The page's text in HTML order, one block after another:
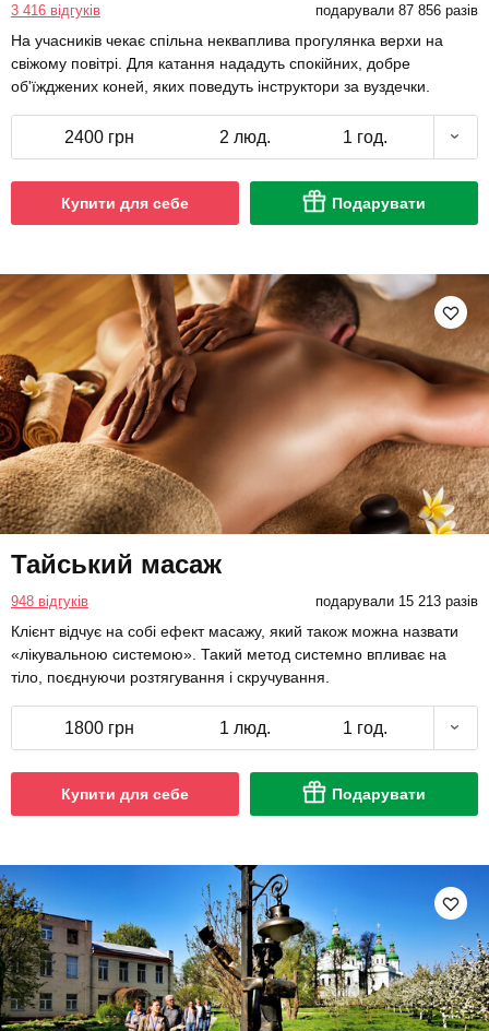
3 416 відгуків подарували 87 856 разів
На учасників чекає спільна некваплива прогулянка верхи на
свіжому повітрі. Для катання нададуть спокійних, добре
об'їжджених коней, яких поведуть інструктори за вуздечки.
2400 грн 2 люд. 1 год.
Купити для себе Подарувати
Тайський масаж
948 відгуків подарували 15 213 разів
Клієнт відчує на собі ефект масажу, який також можна назвати
«лікувальною системою». Такий метод системно впливає на
тіло, поєднуючи розтягування і скручування.
1800 грн 1 люд. 1 год.
Купити для себе Подарувати